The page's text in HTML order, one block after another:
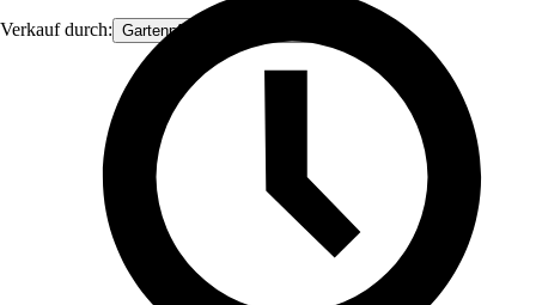
Verkauf durch: Gartenpflanzen Ammerland